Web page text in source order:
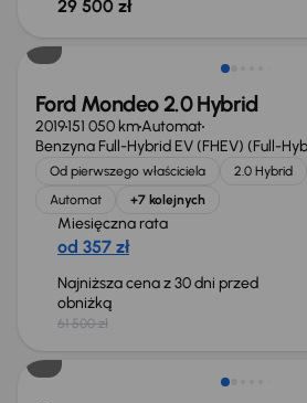
29 500 zł
Taniej o 1 500 zł
Ford Mondeo 2.0 Hybrid
2019151 050 kmAutomat
Benzyna Full-Hybrid EV (FHEV) (Full-
Od pierwszego właściciela 2.0 Hybrid
Automat
+7 kolejnych
Miesięczna rata
od 357 zł
Najniższa cena z 30 dni przed
obniżką
61 500 zł